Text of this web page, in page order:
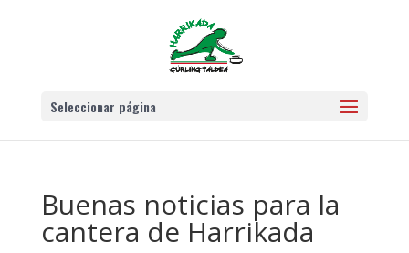
Seleccionar página
Buenas noticias para la
cantera de Harrikada